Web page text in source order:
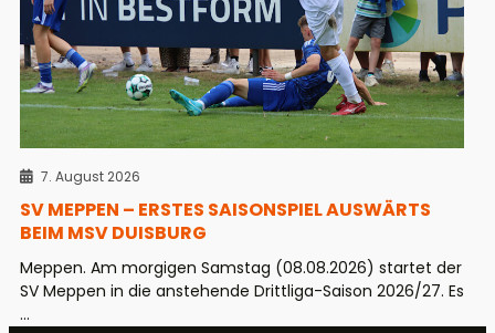
7. August 2026
SV MEPPEN – ERSTES SAISONSPIEL AUSWÄRTS
BEIM MSV DUISBURG
Meppen. Am morgigen Samstag (08.08.2026) startet der
SV Meppen in die anstehende Drittliga-Saison 2026/27. Es
...